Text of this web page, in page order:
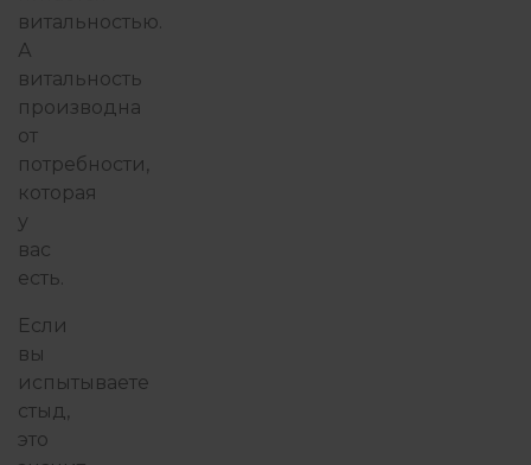
витальностью.
А
витальность
производна
от
потребности,
которая
у
вас
есть.
Если
вы
испытываете
стыд,
это